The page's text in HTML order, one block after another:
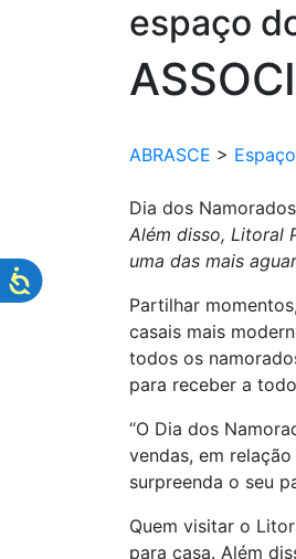
espaço
ABRASCE >
Dia dos
Além disso, Litoral
uma das mais
Partilhar
casais mais
todos os
para receber a
“O Dia dos
vendas, em
surpreenda o seu
Quem visitar o
para casa. Além